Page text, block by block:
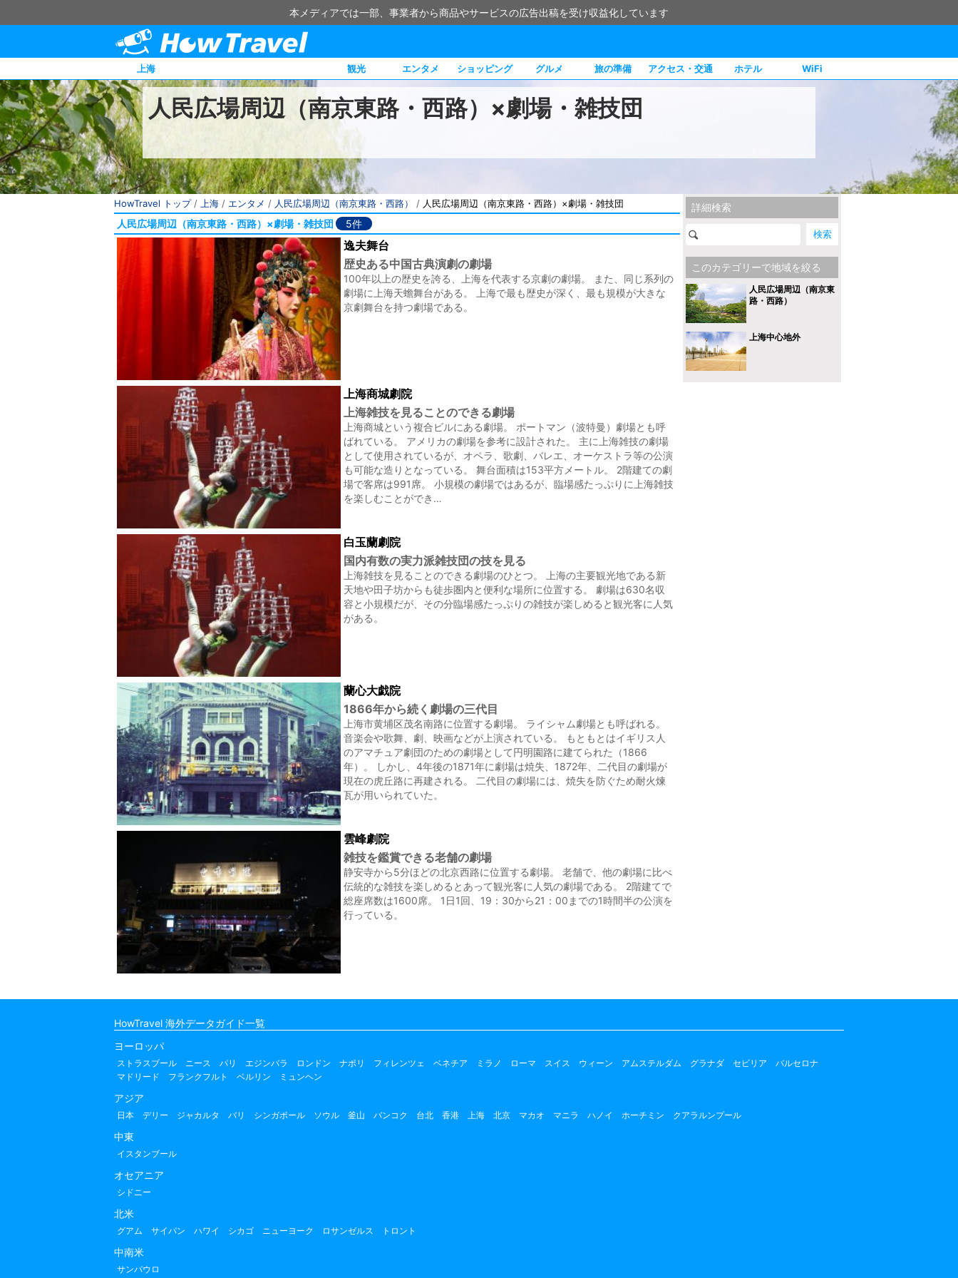
本メディアでは一部、事業者から商品やサービスの広告出稿を受け収益化しています
上海 観光 エンタメ ショッピング グルメ 旅の準備 アクセス・交通 ホテル WiFi
人民広場周辺（南京東路・西路）×劇場・雑技団
詳細検索
このカテゴリーで地域を絞る
人民広場周辺（南京東
路・西路）
上海中心地外
HowTravel トップ/ 上海 / エンタメ / 人民広場周辺（南京東路・西路） / 人民広場周辺（南京東路・西路）×劇場・雑技団
人民広場周辺（南京東路・西路）×劇場・雑技団 5件
逸夫舞台
歴史ある中国古典演劇の劇場
100年以上の歴史を誇る、上海を代表する京劇の劇場。 また、同じ系列の
劇場に上海天蟾舞台がある。 上海で最も歴史が深く、最も規模が大きな
京劇舞台を持つ劇場である。
上海商城劇院
上海雑技を見ることのできる劇場
上海商城という複合ビルにある劇場。 ポートマン（波特曼）劇場とも呼
ばれている。 アメリカの劇場を参考に設計された。 主に上海雑技の劇場
として使用されているが、オペラ、歌劇、バレエ、オーケストラ等の公演
も可能な造りとなっている。 舞台面積は153平方メートル。 2階建ての劇
場で客席は991席。 小規模の劇場ではあるが、臨場感たっぷりに上海雑技
を楽しむことができ…
白玉蘭劇院
国内有数の実力派雑技団の技を見る
上海雑技を見ることのできる劇場のひとつ。 上海の主要観光地である新
天地や田子坊からも徒歩圏内と便利な場所に位置する。 劇場は630名収
容と小規模だが、その分臨場感たっぷりの雑技が楽しめると観光客に人気
がある。
蘭心大戯院
1866年から続く劇場の三代目
上海市黄埔区茂名南路に位置する劇場。 ライシャム劇場とも呼ばれる。
音楽会や歌舞、劇、映画などが上演されている。 もともとはイギリス人
のアマチュア劇団のための劇場として円明園路に建てられた（1866
年）。 しかし、4年後の1871年に劇場は焼失、1872年、二代目の劇場が
現在の虎丘路に再建される。 二代目の劇場には、焼失を防ぐため耐火煉
瓦が用いられていた。
雲峰劇院
雑技を鑑賞できる老舗の劇場
静安寺から5分ほどの北京西路に位置する劇場。 老舗で、他の劇場に比べ
伝統的な雑技を楽しめるとあって観光客に人気の劇場である。 2階建てで
総座席数は1600席。 1日1回、19：30から21：00までの1時間半の公演を
行っている。
HowTravel 海外データガイド一覧
ヨーロッパ
ストラスブール ニース パリ エジンバラ ロンドン ナポリ フィレンツェ ベネチア ミラノ ローマ スイス ウィーン アムステルダム グラナダ セビリア
バルセロナ
マドリード
フランクフルト ベルリン ミュンヘン
アジア
日本 デリー ジャカルタ バリ シンガポール ソウル 釜山 バンコク 台北 香港 上海 北京 マカオ マニラ ハノイ ホーチミン クアラルンプール
中東
イスタンブール
オセアニア
シドニー
北米
グアム サイパン ハワイ シカゴ ニューヨーク ロサンゼルス トロント
中南米
サンパウロ